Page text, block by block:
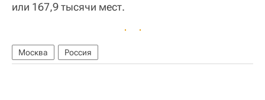
или 167,9 тысячи мест.
Москва Россия